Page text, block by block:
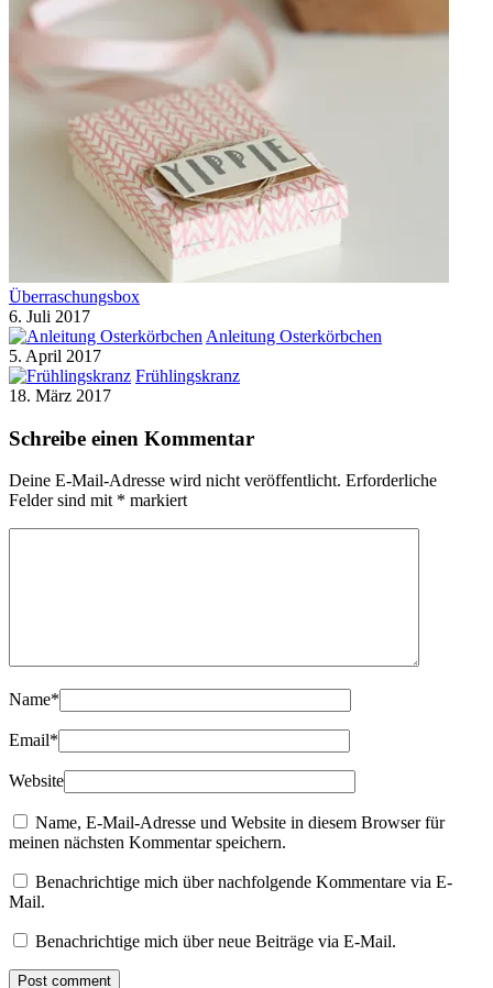
Überraschungsbox
6. Juli 2017
Anleitung Osterkörbchen
5. April 2017
Frühlingskranz
18. März 2017
Schreibe einen Kommentar
Deine E-Mail-Adresse wird nicht veröffentlicht. Erforderliche
Felder sind mit * markiert
Name*
Email*
Website
Name, E-Mail-Adresse und Website in diesem Browser für
meinen nächsten Kommentar speichern.
Benachrichtige mich über nachfolgende Kommentare via E-
Mail.
Benachrichtige mich über neue Beiträge via E-Mail.